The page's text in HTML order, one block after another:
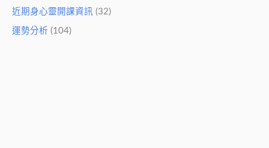
近期身心靈開課資訊 (32)
運勢分析 (104)